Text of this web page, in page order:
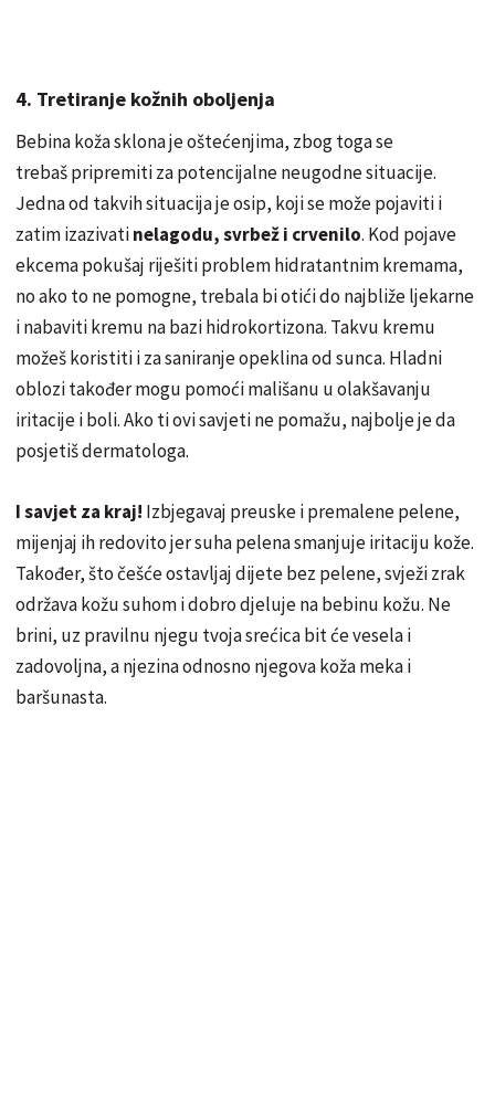
4. Tretiranje kožnih oboljenja
Bebina koža sklona je oštećenjima, zbog toga se
trebaš pripremiti za potencijalne neugodne situacije.
Jedna od takvih situacija je osip, koji se može pojaviti i
zatim izazivatinelagodu, svrbež i crvenilo. Kod pojave
ekcema pokušaj riješiti problem hidratantnim kremama,
no ako to ne pomogne, trebala bi otići do najbliže ljekarne
i nabaviti kremu na bazi hidrokortizona. Takvu kremu
možeš koristiti i za saniranje opeklina od sunca. Hladni
oblozi također mogu pomoći mališanu u olakšavanju
iritacije i boli. Ako ti ovi savjeti ne pomažu, najbolje je da
posjetiš dermatologa.
I savjet za kraj! Izbjegavaj preuske i premalene pelene,
mijenjaj ih redovito jer suha pelena smanjuje iritaciju kože.
Također, što češće ostavljaj dijete bez pelene, svježi zrak
održava kožu suhom i dobro djeluje na bebinu kožu. Ne
brini, uz pravilnu njegu tvoja srećica bit će vesela i
zadovoljna, a njezina odnosno njegova koža meka i
baršunasta.